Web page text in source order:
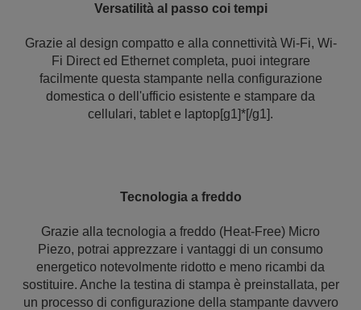
Versatilità al passo coi tempi
Grazie al design compatto e alla connettività Wi-Fi, Wi-
Fi Direct ed Ethernet completa, puoi integrare
facilmente questa stampante nella configurazione
domestica o dell'ufficio esistente e stampare da
cellulari, tablet e laptop[g1]*[/g1].
Tecnologia a freddo
Grazie alla tecnologia a freddo (Heat-Free) Micro
Piezo, potrai apprezzare i vantaggi di un consumo
energetico notevolmente ridotto e meno ricambi da
sostituire. Anche la testina di stampa è preinstallata, per
un processo di configurazione della stampante davvero